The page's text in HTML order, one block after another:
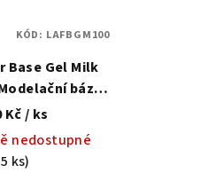
Base Gel Milk
báze
syntetickým
Kč/ ks
nedostupné
ks)
KÓD: LAFBGM100